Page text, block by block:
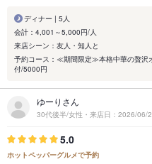
ディナー | 5人
会計：4,001～5,000円/人
来店シーン：友人・知人と
予約コース：≪期間限定≫本格中華の贅沢
付/5000円
ゆーりさん
30代後半/女性・来店日：2026/06/
5.0
ホットペッパーグルメで予約